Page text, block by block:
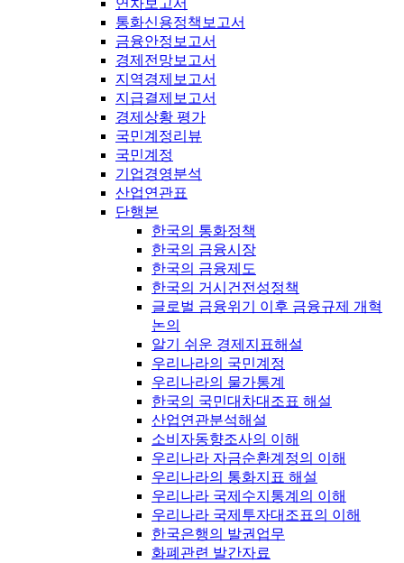
연차보고서
통화신용정책보고서
금융안정보고서
경제전망보고서
지역경제보고서
지급결제보고서
경제상황 평가
국민계정리뷰
국민계정
기업경영분석
산업연관표
단행본
한국의 통화정책
한국의 금융시장
한국의 금융제도
한국의 거시건전성정책
글로벌 금융위기 이후 금융규제 개혁
논의
알기 쉬운 경제지표해설
우리나라의 국민계정
우리나라의 물가통계
한국의 국민대차대조표 해설
산업연관분석해설
소비자동향조사의 이해
우리나라 자금순환계정의 이해
우리나라의 통화지표 해설
우리나라 국제수지통계의 이해
우리나라 국제투자대조표의 이해
한국은행의 발권업무
화폐관련 발간자료